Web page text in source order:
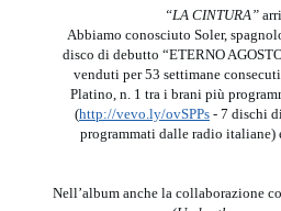
“LA CINTURA”
Abbiamo conosciuto Soler,
disco di debutto “ETERNO
venduti per 53 settimane
Platino, n. 1 tra i brani più
(http://vevo.ly/ovSPPs - 7 dischi
programmati dalle radio italiane)
Nell’album anche la collaborazione